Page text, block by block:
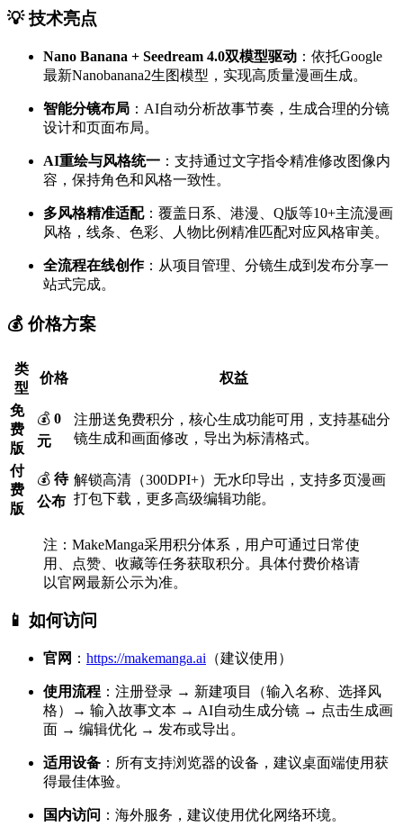
💡 技术亮点
Nano Banana + Seedream 4.0双模型驱动 ：依托Google
最新Nanobanana2生图模型，实现高质量漫画生成。
智能分镜布局 ：AI自动分析故事节奏，生成合理的分镜
设计和页面布局。
AI重绘与风格统一 ：支持通过文字指令精准修改图像内
容，保持角色和风格一致性。
多风格精准适配：覆盖日系、港漫、Q版等10+主流漫画
风格，线条、色彩、人物比例精准匹配对应风格审美。
全流程在线创作：从项目管理、分镜生成到发布分享一
站式完成。
💰 价格方案
类
型
价格 权益
免
费
版
💰 0
元
注册送免费积分，核心生成功能可用，支持基础分
镜生成和画面修改，导出为标清格式。
付
费
版
💰 待
公布
解锁高清（300DPI+）无水印导出，支持多页漫画
打包下载，更多高级编辑功能。
注：MakeManga采用积分体系，用户可通过日常使
用、点赞、收藏等任务获取积分。具体付费价格请
以官网最新公示为准。
📱 如何访问
官网 ： https://makemanga.ai （建议使用）
使用流程 ：注册登录 → 新建项目（输入名称、选择风
格）→ 输入故事文本 → AI自动生成分镜 → 点击生成画
面 → 编辑优化 → 发布或导出。
适用设备 ：所有支持浏览器的设备，建议桌面端使用获
得最佳体验。
国内访问 ：海外服务，建议使用优化网络环境。